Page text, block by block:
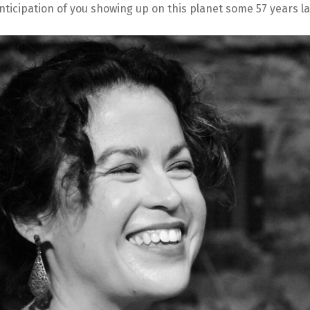
of you showing up on this planet some 57 years